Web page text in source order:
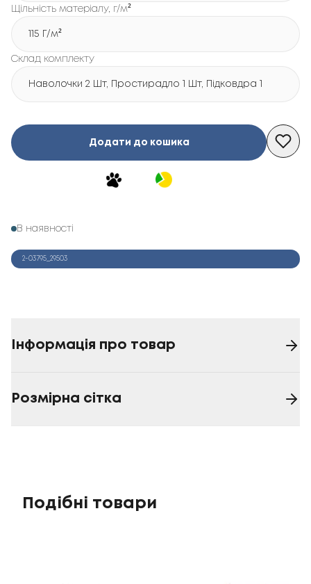
Щільність матеріалу, г/м²
115 Г/м²
Склад комплекту
Наволочки 2 Шт, Простирадло 1 Шт, Підковдра 1 Шт
Додати до кошика
В наявності
2-03795_29503
Інформація про товар
Розмірна сітка
Подібні товари